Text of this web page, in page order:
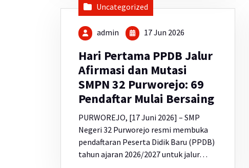
Uncategorized
admin 17 Jun 2026
Hari Pertama PPDB Jalur
Afirmasi dan Mutasi
SMPN 32 Purworejo: 69
Pendaftar Mulai Bersaing
PURWOREJO, [17 Juni 2026] – SMP
Negeri 32 Purworejo resmi membuka
pendaftaran Peserta Didik Baru (PPDB)
tahun ajaran 2026/2027 untuk jalur…